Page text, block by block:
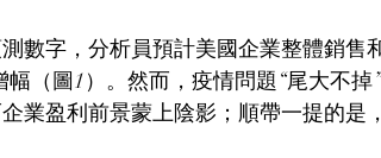
數字，分析員預計美國企業整體銷售
幅（圖1）。然而，疫情問題“尾大不
業盈利前景蒙上陰影；順帶一提的是